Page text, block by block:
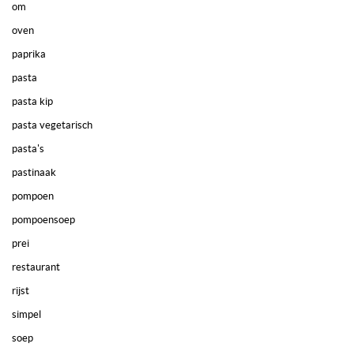
om
oven
paprika
pasta
pasta kip
pasta vegetarisch
pasta's
pastinaak
pompoen
pompoensoep
prei
restaurant
rijst
simpel
soep